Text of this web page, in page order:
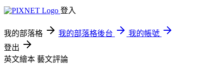
登入
我的部落格 我的部落格後台
我的帳號
登出
英文繪本 藝文評論